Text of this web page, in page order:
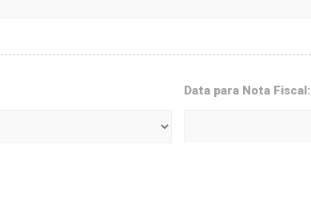
Data para Nota Fiscal: